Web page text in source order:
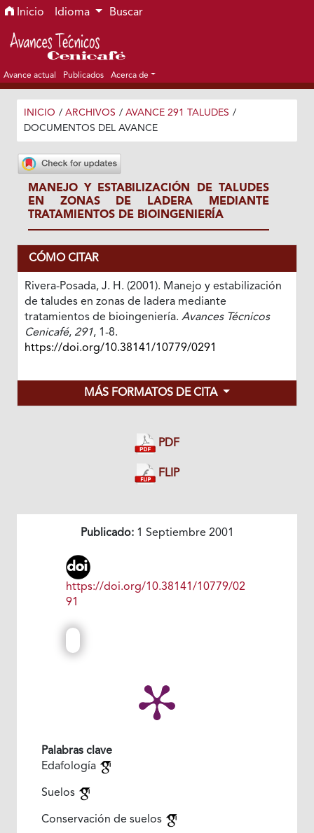
Ir al menú de navegación principal
Ir al contenido principal
Ir al pie de página del sitio
Inicio Idioma Buscar
Avance actual Publicados Acerca de
INICIO / ARCHIVOS / AVANCE 291 TALUDES /
DOCUMENTOS DEL AVANCE
MANEJO Y ESTABILIZACIÓN DE TALUDES
EN ZONAS DE LADERA MEDIANTE
TRATAMIENTOS DE BIOINGENIERÍA
CÓMO CITAR
Rivera-Posada, J. H. (2001). Manejo y estabilización
de taludes en zonas de ladera mediante
tratamientos de bioingeniería. Avances Técnicos
Cenicafé, 291, 1-8.
https://doi.org/10.38141/10779/0291
MÁS FORMATOS DE CITA
PDF
FLIP
Publicado:1 Septiembre 2001
https://doi.org/10.38141/10779/02
91
Palabras clave
Edafología
Suelos
Conservación de suelos